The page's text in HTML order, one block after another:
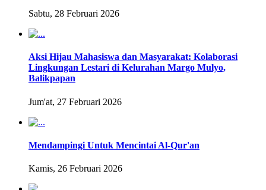
Sabtu, 28 Februari 2026
Aksi Hijau Mahasiswa dan Masyarakat: Kolaborasi
Lingkungan Lestari di Kelurahan Margo Mulyo,
Balikpapan
Jum'at, 27 Februari 2026
Mendampingi Untuk Mencintai Al-Qur'an
Kamis, 26 Februari 2026